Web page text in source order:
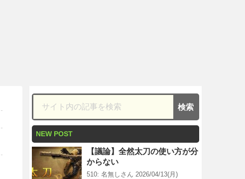
NEW POST
【議論】全然太刀の使い方が分
からない
510: 名無しさん 2026/04/13(月)